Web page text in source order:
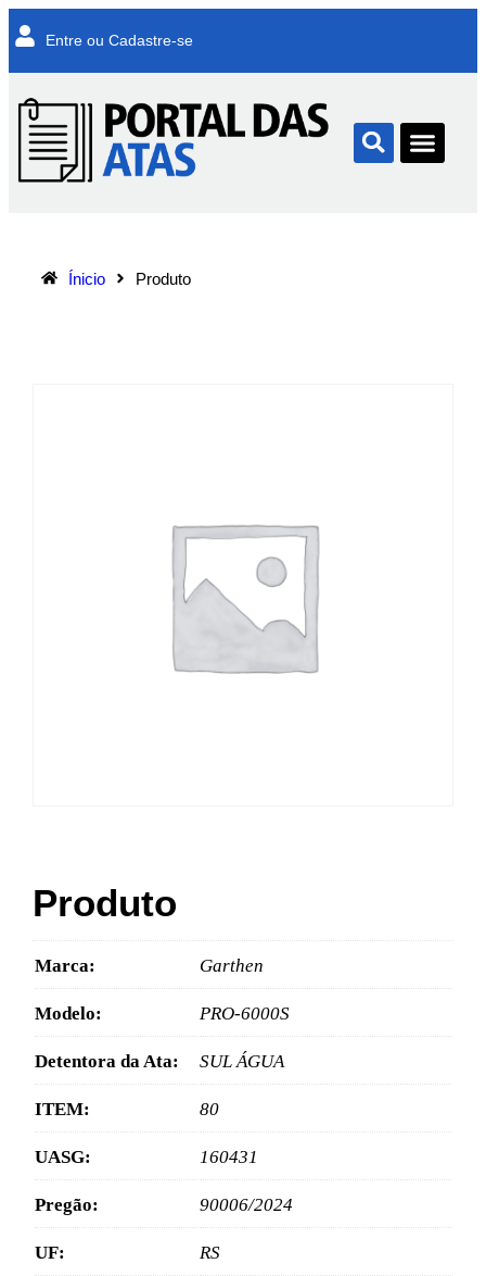
Entre ou Cadastre-se
Ínicio Produto
Produto
Marca: Garthen
Modelo: PRO-6000S
Detentora da Ata: SUL ÁGUA
ITEM: 80
UASG: 160431
Pregão: 90006/2024
UF: RS